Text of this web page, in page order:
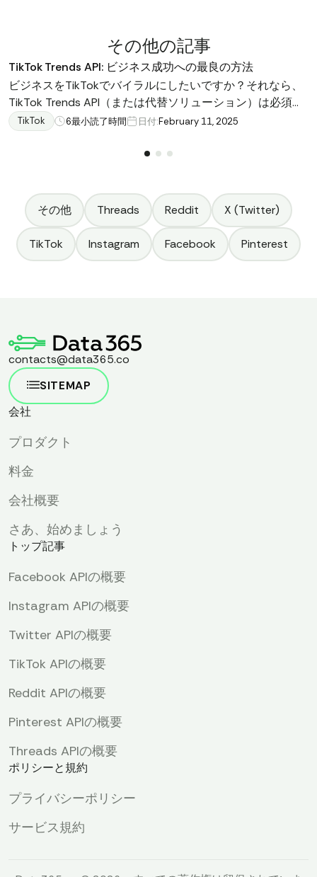
その他の記事
TikTok Trends API: ビジネス成功への最良の方法
ビジネスをTikTokでバイラルにしたいですか？それなら、
TikTok Trends API（または代替ソリューション）は必須で
す。この記事を読んで、ビジネスに最適なツールを選びま
TikTok 6最小読了時間 日付:February 11, 2025
その他 Threads Reddit X (Twitter)
TikTok Instagram Facebook Pinterest
contacts@data365.co
SITEMAP
会社
プロダクト
料金
会社概要
さあ、始めましょう
トップ記事
Facebook APIの概要
Instagram APIの概要
Twitter APIの概要
TikTok APIの概要
Reddit APIの概要
Pinterest APIの概要
Threads APIの概要
ポリシーと規約
プライバシーポリシー
サービス規約